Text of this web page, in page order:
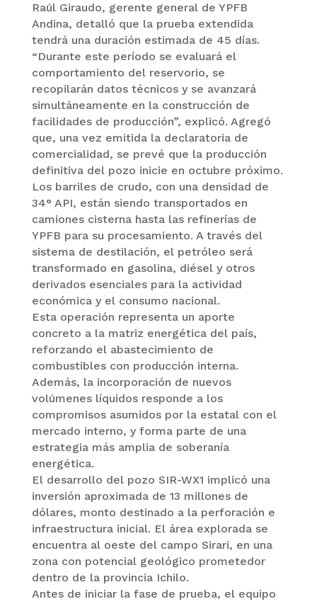
Raúl Giraudo, gerente general de YPFB
Andina, detalló que la prueba extendida
tendrá una duración estimada de 45 días.
“Durante este período se evaluará el
comportamiento del reservorio, se
recopilarán datos técnicos y se avanzará
simultáneamente en la construcción de
facilidades de producción”, explicó. Agregó
que, una vez emitida la declaratoria de
comercialidad, se prevé que la producción
definitiva del pozo inicie en octubre próximo.
Los barriles de crudo, con una densidad de
34° API, están siendo transportados en
camiones cisterna hasta las refinerías de
YPFB para su procesamiento. A través del
sistema de destilación, el petróleo será
transformado en gasolina, diésel y otros
derivados esenciales para la actividad
económica y el consumo nacional.
Esta operación representa un aporte
concreto a la matriz energética del país,
reforzando el abastecimiento de
combustibles con producción interna.
Además, la incorporación de nuevos
volúmenes líquidos responde a los
compromisos asumidos por la estatal con el
mercado interno, y forma parte de una
estrategia más amplia de soberanía
energética.
El desarrollo del pozo SIR-WX1 implicó una
inversión aproximada de 13 millones de
dólares, monto destinado a la perforación e
infraestructura inicial. El área explorada se
encuentra al oeste del campo Sirari, en una
zona con potencial geológico prometedor
dentro de la provincia Ichilo.
Antes de iniciar la fase de prueba, el equipo